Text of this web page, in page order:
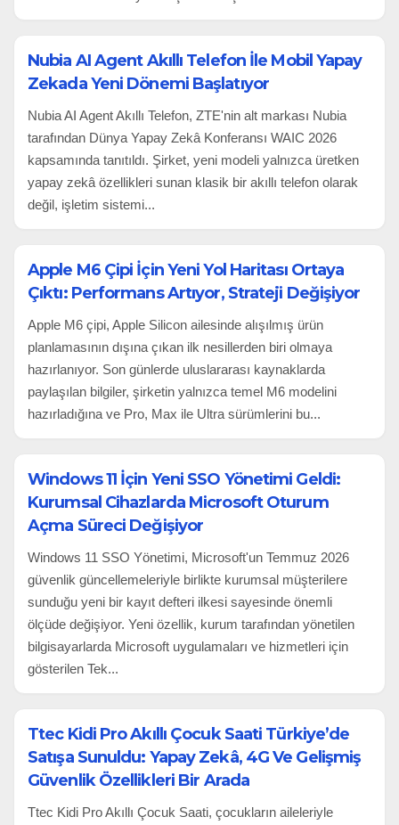
Nubia AI Agent Akıllı Telefon İle Mobil Yapay
Zekada Yeni Dönemi Başlatıyor
Nubia AI Agent Akıllı Telefon, ZTE'nin alt markası Nubia
tarafından Dünya Yapay Zekâ Konferansı WAIC 2026
kapsamında tanıtıldı. Şirket, yeni modeli yalnızca üretken
yapay zekâ özellikleri sunan klasik bir akıllı telefon olarak
değil, işletim sistemi...
Apple M6 Çipi İçin Yeni Yol Haritası Ortaya
Çıktı: Performans Artıyor, Strateji Değişiyor
Apple M6 çipi, Apple Silicon ailesinde alışılmış ürün
planlamasının dışına çıkan ilk nesillerden biri olmaya
hazırlanıyor. Son günlerde uluslararası kaynaklarda
paylaşılan bilgiler, şirketin yalnızca temel M6 modelini
hazırladığına ve Pro, Max ile Ultra sürümlerini bu...
Windows 11 İçin Yeni SSO Yönetimi Geldi:
Kurumsal Cihazlarda Microsoft Oturum
Açma Süreci Değişiyor
Windows 11 SSO Yönetimi, Microsoft'un Temmuz 2026
güvenlik güncellemeleriyle birlikte kurumsal müşterilere
sunduğu yeni bir kayıt defteri ilkesi sayesinde önemli
ölçüde değişiyor. Yeni özellik, kurum tarafından yönetilen
bilgisayarlarda Microsoft uygulamaları ve hizmetleri için
gösterilen Tek...
Ttec Kidi Pro Akıllı Çocuk Saati Türkiye’de
Satışa Sunuldu: Yapay Zekâ, 4G Ve Gelişmiş
Güvenlik Özellikleri Bir Arada
Ttec Kidi Pro Akıllı Çocuk Saati, çocukların aileleriyle